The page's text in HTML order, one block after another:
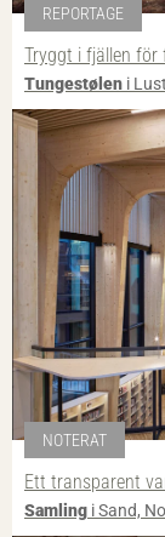
REPORTAGE
Tryggt i fjällen för
Tungestølen i
NOTERAT
Ett transparent
Samling i Sand,